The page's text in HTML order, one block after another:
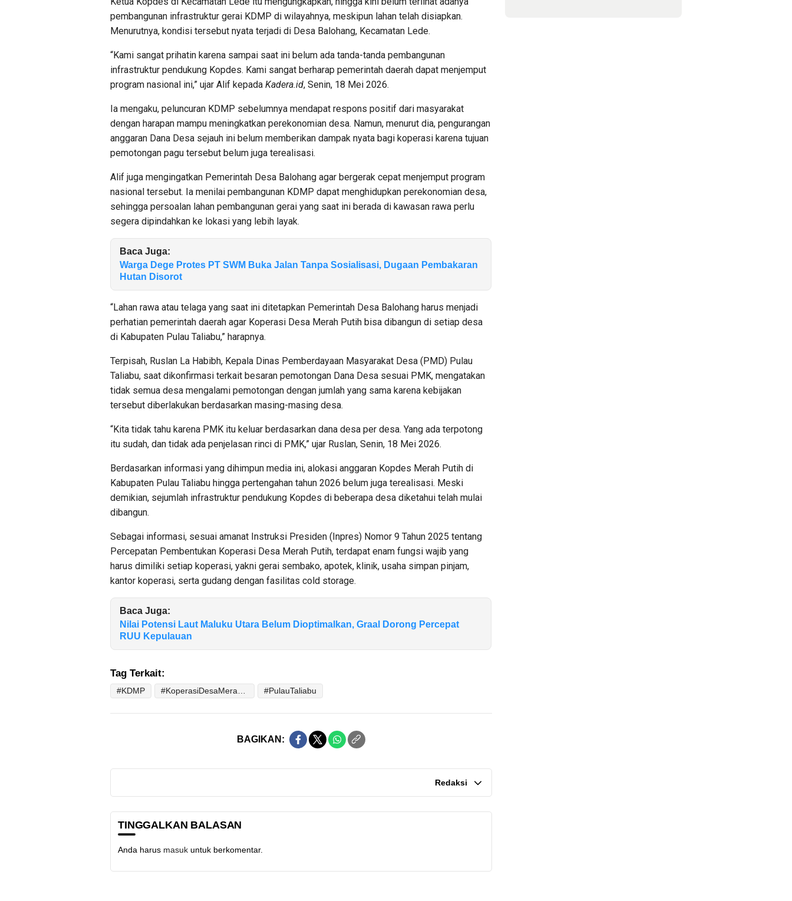
pembangunan infrastruktur gerai KDMP di wilayahnya, meskipun lahan telah disiapkan.
Menurutnya, kondisi tersebut nyata terjadi di Desa Balohang, Kecamatan Lede.
“Kami sangat prihatin karena sampai saat ini belum ada tanda-tanda pembangunan
infrastruktur pendukung Kopdes. Kami sangat berharap pemerintah daerah dapat menjemput
program nasional ini,” ujar Alif kepada Kadera.id, Senin, 18 Mei 2026.
Ia mengaku, peluncuran KDMP sebelumnya mendapat respons positif dari masyarakat
dengan harapan mampu meningkatkan perekonomian desa. Namun, menurut dia, pengurangan
anggaran Dana Desa sejauh ini belum memberikan dampak nyata bagi koperasi karena tujuan
pemotongan pagu tersebut belum juga terealisasi.
Alif juga mengingatkan Pemerintah Desa Balohang agar bergerak cepat menjemput program
nasional tersebut. Ia menilai pembangunan KDMP dapat menghidupkan perekonomian desa,
sehingga persoalan lahan pembangunan gerai yang saat ini berada di kawasan rawa perlu
segera dipindahkan ke lokasi yang lebih layak.
Baca Juga:
Warga Dege Protes PT SWM Buka Jalan Tanpa Sosialisasi, Dugaan Pembakaran
Hutan Disorot
“Lahan rawa atau telaga yang saat ini ditetapkan Pemerintah Desa Balohang harus menjadi
perhatian pemerintah daerah agar Koperasi Desa Merah Putih bisa dibangun di setiap desa
di Kabupaten Pulau Taliabu,” harapnya.
Terpisah, Ruslan La Habibh, Kepala Dinas Pemberdayaan Masyarakat Desa (PMD) Pulau
Taliabu, saat dikonfirmasi terkait besaran pemotongan Dana Desa sesuai PMK, mengatakan
tidak semua desa mengalami pemotongan dengan jumlah yang sama karena kebijakan
tersebut diberlakukan berdasarkan masing-masing desa.
“Kita tidak tahu karena PMK itu keluar berdasarkan dana desa per desa. Yang ada terpotong
itu sudah, dan tidak ada penjelasan rinci di PMK,” ujar Ruslan, Senin, 18 Mei 2026.
Berdasarkan informasi yang dihimpun media ini, alokasi anggaran Kopdes Merah Putih di
Kabupaten Pulau Taliabu hingga pertengahan tahun 2026 belum juga terealisasi. Meski
demikian, sejumlah infrastruktur pendukung Kopdes di beberapa desa diketahui telah mulai
dibangun.
Sebagai informasi, sesuai amanat Instruksi Presiden (Inpres) Nomor 9 Tahun 2025 tentang
Percepatan Pembentukan Koperasi Desa Merah Putih, terdapat enam fungsi wajib yang
harus dimiliki setiap koperasi, yakni gerai sembako, apotek, klinik, usaha simpan pinjam,
kantor koperasi, serta gudang dengan fasilitas cold storage.
Baca Juga:
Nilai Potensi Laut Maluku Utara Belum Dioptimalkan, Graal Dorong Percepat
RUU Kepulauan
Tag Terkait:
#KDMP #PulauTaliabu
BAGIKAN:
Redaksi
TINGGALKAN BALASAN
Anda harus masuk untuk berkomentar.